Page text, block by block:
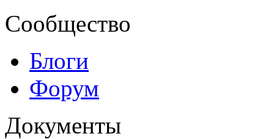
Сообщество
Блоги
Форум
Документы